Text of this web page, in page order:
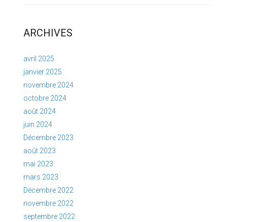
ARCHIVES
avril 2025
janvier 2025
novembre 2024
octobre 2024
août 2024
juin 2024
Décembre 2023
août 2023
mai 2023
mars 2023
Décembre 2022
novembre 2022
septembre 2022